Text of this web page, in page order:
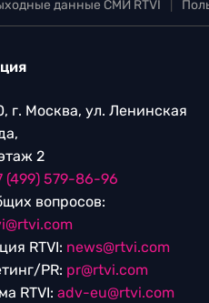
данные СМИ RTVI
г. Москва, ул. Ленинская
2
(499) 579-86-96
вопросов:
RTVI: news@rtvi.com
PR: pr@rtvi.com
RTVI: adv-eu@rtvi.com